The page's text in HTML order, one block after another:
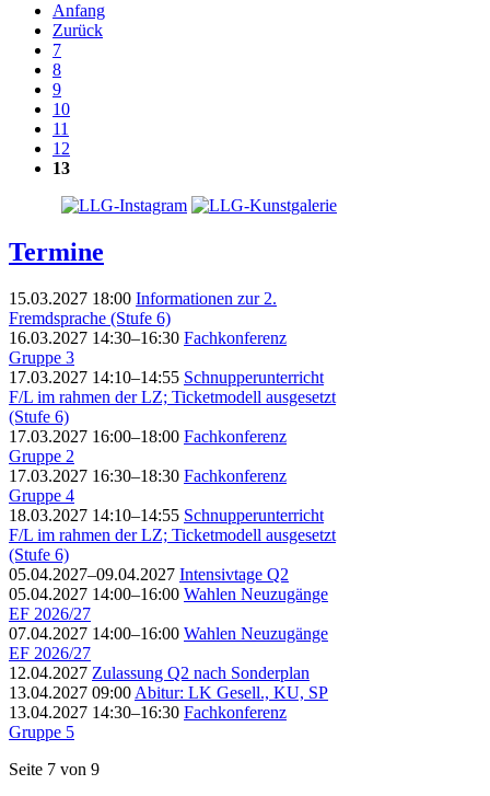
Anfang
Zurück
7
8
9
10
11
12
13
Termine
15.03.2027 18:00 Informationen zur 2.
Fremdsprache (Stufe 6)
16.03.2027 14:30–16:30 Fachkonferenz
Gruppe 3
17.03.2027 14:10–14:55 Schnupperunterricht
F/L im rahmen der LZ; Ticketmodell ausgesetzt
(Stufe 6)
17.03.2027 16:00–18:00 Fachkonferenz
Gruppe 2
17.03.2027 16:30–18:30 Fachkonferenz
Gruppe 4
18.03.2027 14:10–14:55 Schnupperunterricht
F/L im rahmen der LZ; Ticketmodell ausgesetzt
(Stufe 6)
05.04.2027–09.04.2027 Intensivtage Q2
05.04.2027 14:00–16:00 Wahlen Neuzugänge
EF 2026/27
07.04.2027 14:00–16:00 Wahlen Neuzugänge
EF 2026/27
12.04.2027 Zulassung Q2 nach Sonderplan
13.04.2027 09:00 Abitur: LK Gesell., KU, SP
13.04.2027 14:30–16:30 Fachkonferenz
Gruppe 5
Seite 7 von 9